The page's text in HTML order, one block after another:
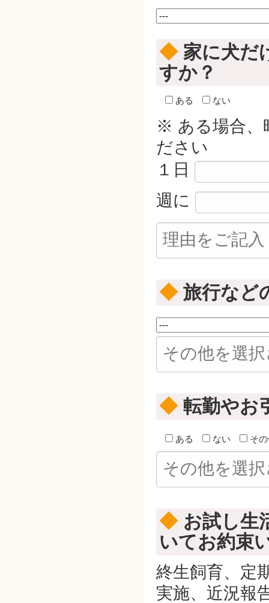
◆家に犬だ
すか？
ある ない
※ ある場合、
ださい
１日
週に
◆旅行など
◆転勤やお
ある ない そ
◆お試し生
いてお約束
終生飼育、定
実施、近況報